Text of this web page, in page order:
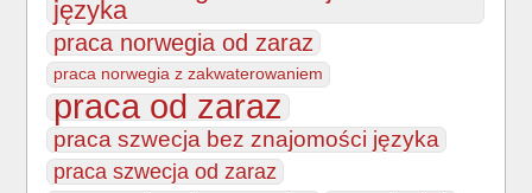
języka
praca norwegia od zaraz
praca norwegia z zakwaterowaniem
praca od zaraz
praca szwecja bez znajomości języka
praca szwecja od zaraz